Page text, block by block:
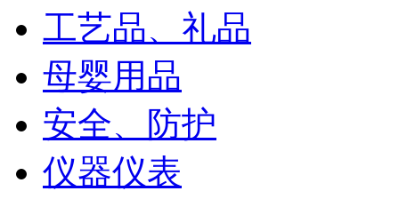
工艺品、礼品
母婴用品
安全、防护
仪器仪表